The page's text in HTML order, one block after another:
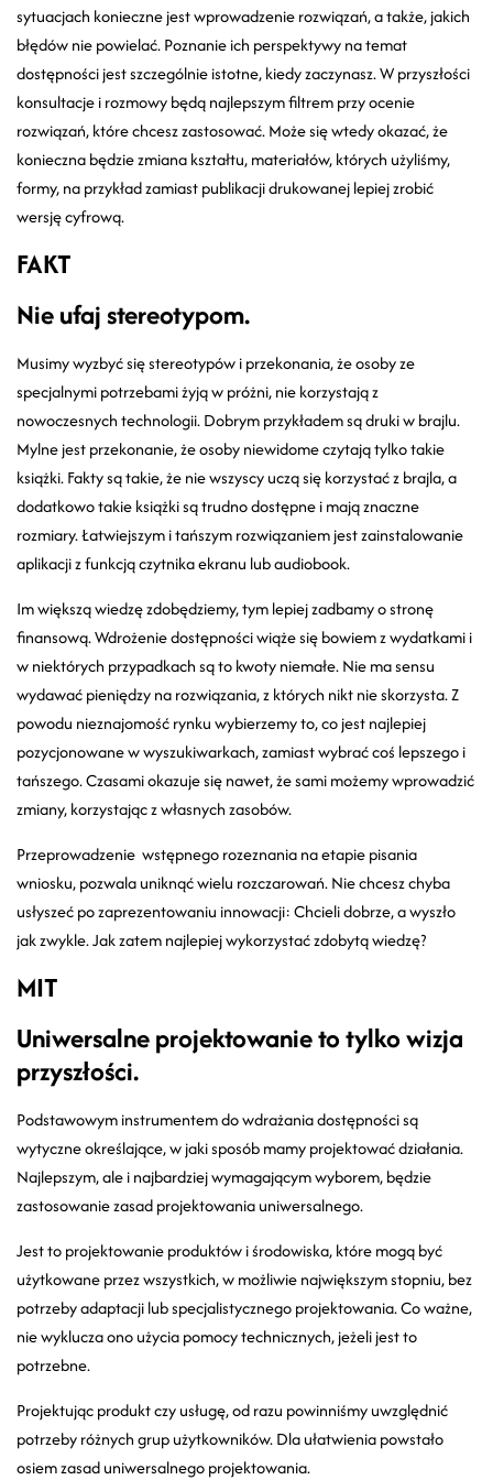
sytuacjach konieczne jest wprowadzenie rozwiązań, a także, jakich
błędów nie powielać. Poznanie ich perspektywy na temat
dostępności jest szczególnie istotne, kiedy zaczynasz. W przyszłości
konsultacje i rozmowy będą najlepszym filtrem przy ocenie
rozwiązań, które chcesz zastosować. Może się wtedy okazać, że
konieczna będzie zmiana kształtu, materiałów, których użyliśmy,
formy, na przykład zamiast publikacji drukowanej lepiej zrobić
wersję cyfrową.
FAKT
Nie ufaj stereotypom.
Musimy wyzbyć się stereotypów i przekonania, że osoby ze
specjalnymi potrzebami żyją w próżni, nie korzystają z
nowoczesnych technologii. Dobrym przykładem są druki w brajlu.
Mylne jest przekonanie, że osoby niewidome czytają tylko takie
książki. Fakty są takie, że nie wszyscy uczą się korzystać z brajla, a
dodatkowo takie książki są trudno dostępne i mają znaczne
rozmiary. Łatwiejszym i tańszym rozwiązaniem jest zainstalowanie
aplikacji z funkcją czytnika ekranu lub audiobook.
Im większą wiedzę zdobędziemy, tym lepiej zadbamy o stronę
finansową. Wdrożenie dostępności wiąże się bowiem z wydatkami i
w niektórych przypadkach są to kwoty niemałe. Nie ma sensu
wydawać pieniędzy na rozwiązania, z których nikt nie skorzysta. Z
powodu nieznajomość rynku wybierzemy to, co jest najlepiej
pozycjonowane w wyszukiwarkach, zamiast wybrać coś lepszego i
tańszego. Czasami okazuje się nawet, że sami możemy wprowadzić
zmiany, korzystając z własnych zasobów.
Przeprowadzenie wstępnego rozeznania na etapie pisania
wniosku, pozwala uniknąć wielu rozczarowań. Nie chcesz chyba
usłyszeć po zaprezentowaniu innowacji: Chcieli dobrze, a wyszło
jak zwykle. Jak zatem najlepiej wykorzystać zdobytą wiedzę?
MIT
Uniwersalne projektowanie to tylko wizja
przyszłości.
Podstawowym instrumentem do wdrażania dostępności są
wytyczne określające, w jaki sposób mamy projektować działania.
Najlepszym, ale i najbardziej wymagającym wyborem, będzie
zastosowanie zasad projektowania uniwersalnego.
Jest to projektowanie produktów i środowiska, które mogą być
użytkowane przez wszystkich, w możliwie największym stopniu, bez
potrzeby adaptacji lub specjalistycznego projektowania. Co ważne,
nie wyklucza ono użycia pomocy technicznych, jeżeli jest to
potrzebne.
Projektując produkt czy usługę, od razu powinniśmy uwzględnić
potrzeby różnych grup użytkowników. Dla ułatwienia powstało
osiem zasad uniwersalnego projektowania.